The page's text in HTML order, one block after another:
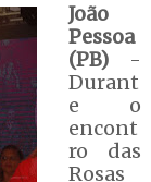
João
Pessoa
(PB) -
Durant
e o
encont
ro das
Rosas